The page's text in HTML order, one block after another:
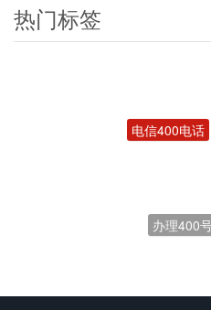
热门标签
电信400电话